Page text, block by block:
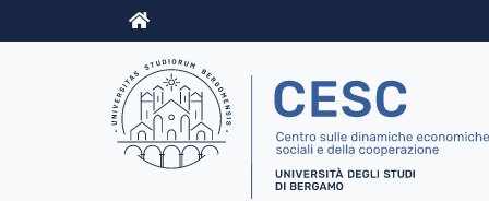
Info